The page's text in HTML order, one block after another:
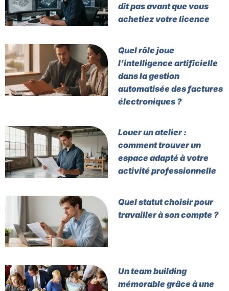
dit pas avant que vous
achetiez votre licence
Quel rôle joue
l’intelligence artificielle
dans la gestion
automatisée des factures
électroniques ?
Louer un atelier :
comment trouver un
espace adapté à votre
activité professionnelle
Quel statut choisir pour
travailler à son compte ?
Un team building
mémorable grâce à une